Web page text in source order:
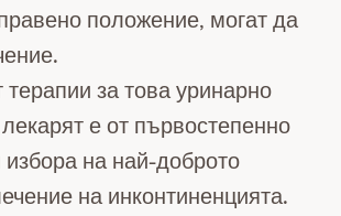
положение, могат да
за това уринарно
е от първостепенно
на най-доброто
на инконтиненцията.